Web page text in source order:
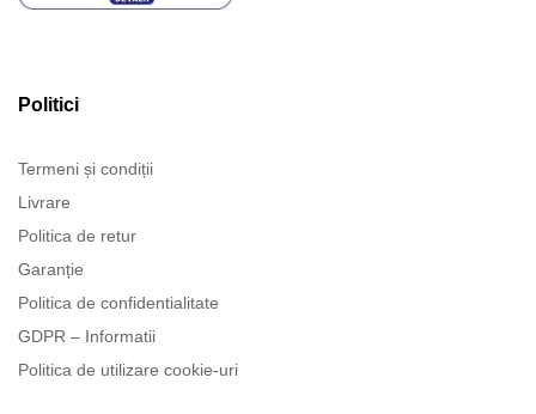
Politici
Termeni și condiții
Livrare
Politica de retur
Garanție
Politica de confidentialitate
GDPR – Informatii
Politica de utilizare cookie-uri